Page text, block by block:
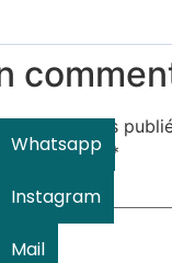
ne sera pas
avec *
Whatsapp
Instagram
Mail